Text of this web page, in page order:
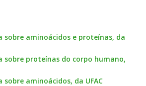
sobre aminoácidos e proteínas, da
sobre proteínas do corpo humano,
sobre aminoácidos, da UFAC